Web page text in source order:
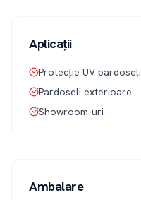
Aplicații
Protecție UV pardoseli
Pardoseli exterioare
Showroom-uri
Ambalare